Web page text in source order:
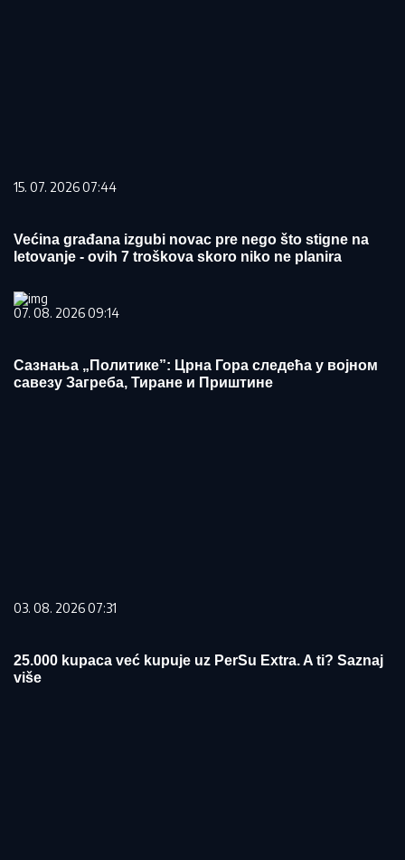
15. 07. 2026 07:44
Većina građana izgubi novac pre nego što stigne na
letovanje - ovih 7 troškova skoro niko ne planira
07. 08. 2026 09:14
Сазнања „Политике”: Црна Гора следећа у војном
савезу Загреба, Тиране и Приштине
03. 08. 2026 07:31
25.000 kupaca već kupuje uz PerSu Extra. A ti? Saznaj
više